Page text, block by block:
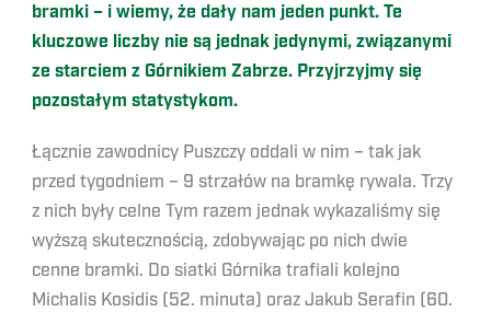
bramki – i wiemy, że dały nam jeden punkt. Te
kluczowe liczby nie są jednak jedynymi, związanymi
ze starciem z Górnikiem Zabrze. Przyjrzyjmy się
pozostałym statystykom.
Łącznie zawodnicy Puszczy oddali w nim – tak jak
przed tygodniem – 9 strzałów na bramkę rywala. Trzy
z nich były celne Tym razem jednak wykazaliśmy się
wyższą skutecznością, zdobywając po nich dwie
cenne bramki. Do siatki Górnika trafiali kolejno
Michalis Kosidis (52. minuta) oraz Jakub Serafin (60.